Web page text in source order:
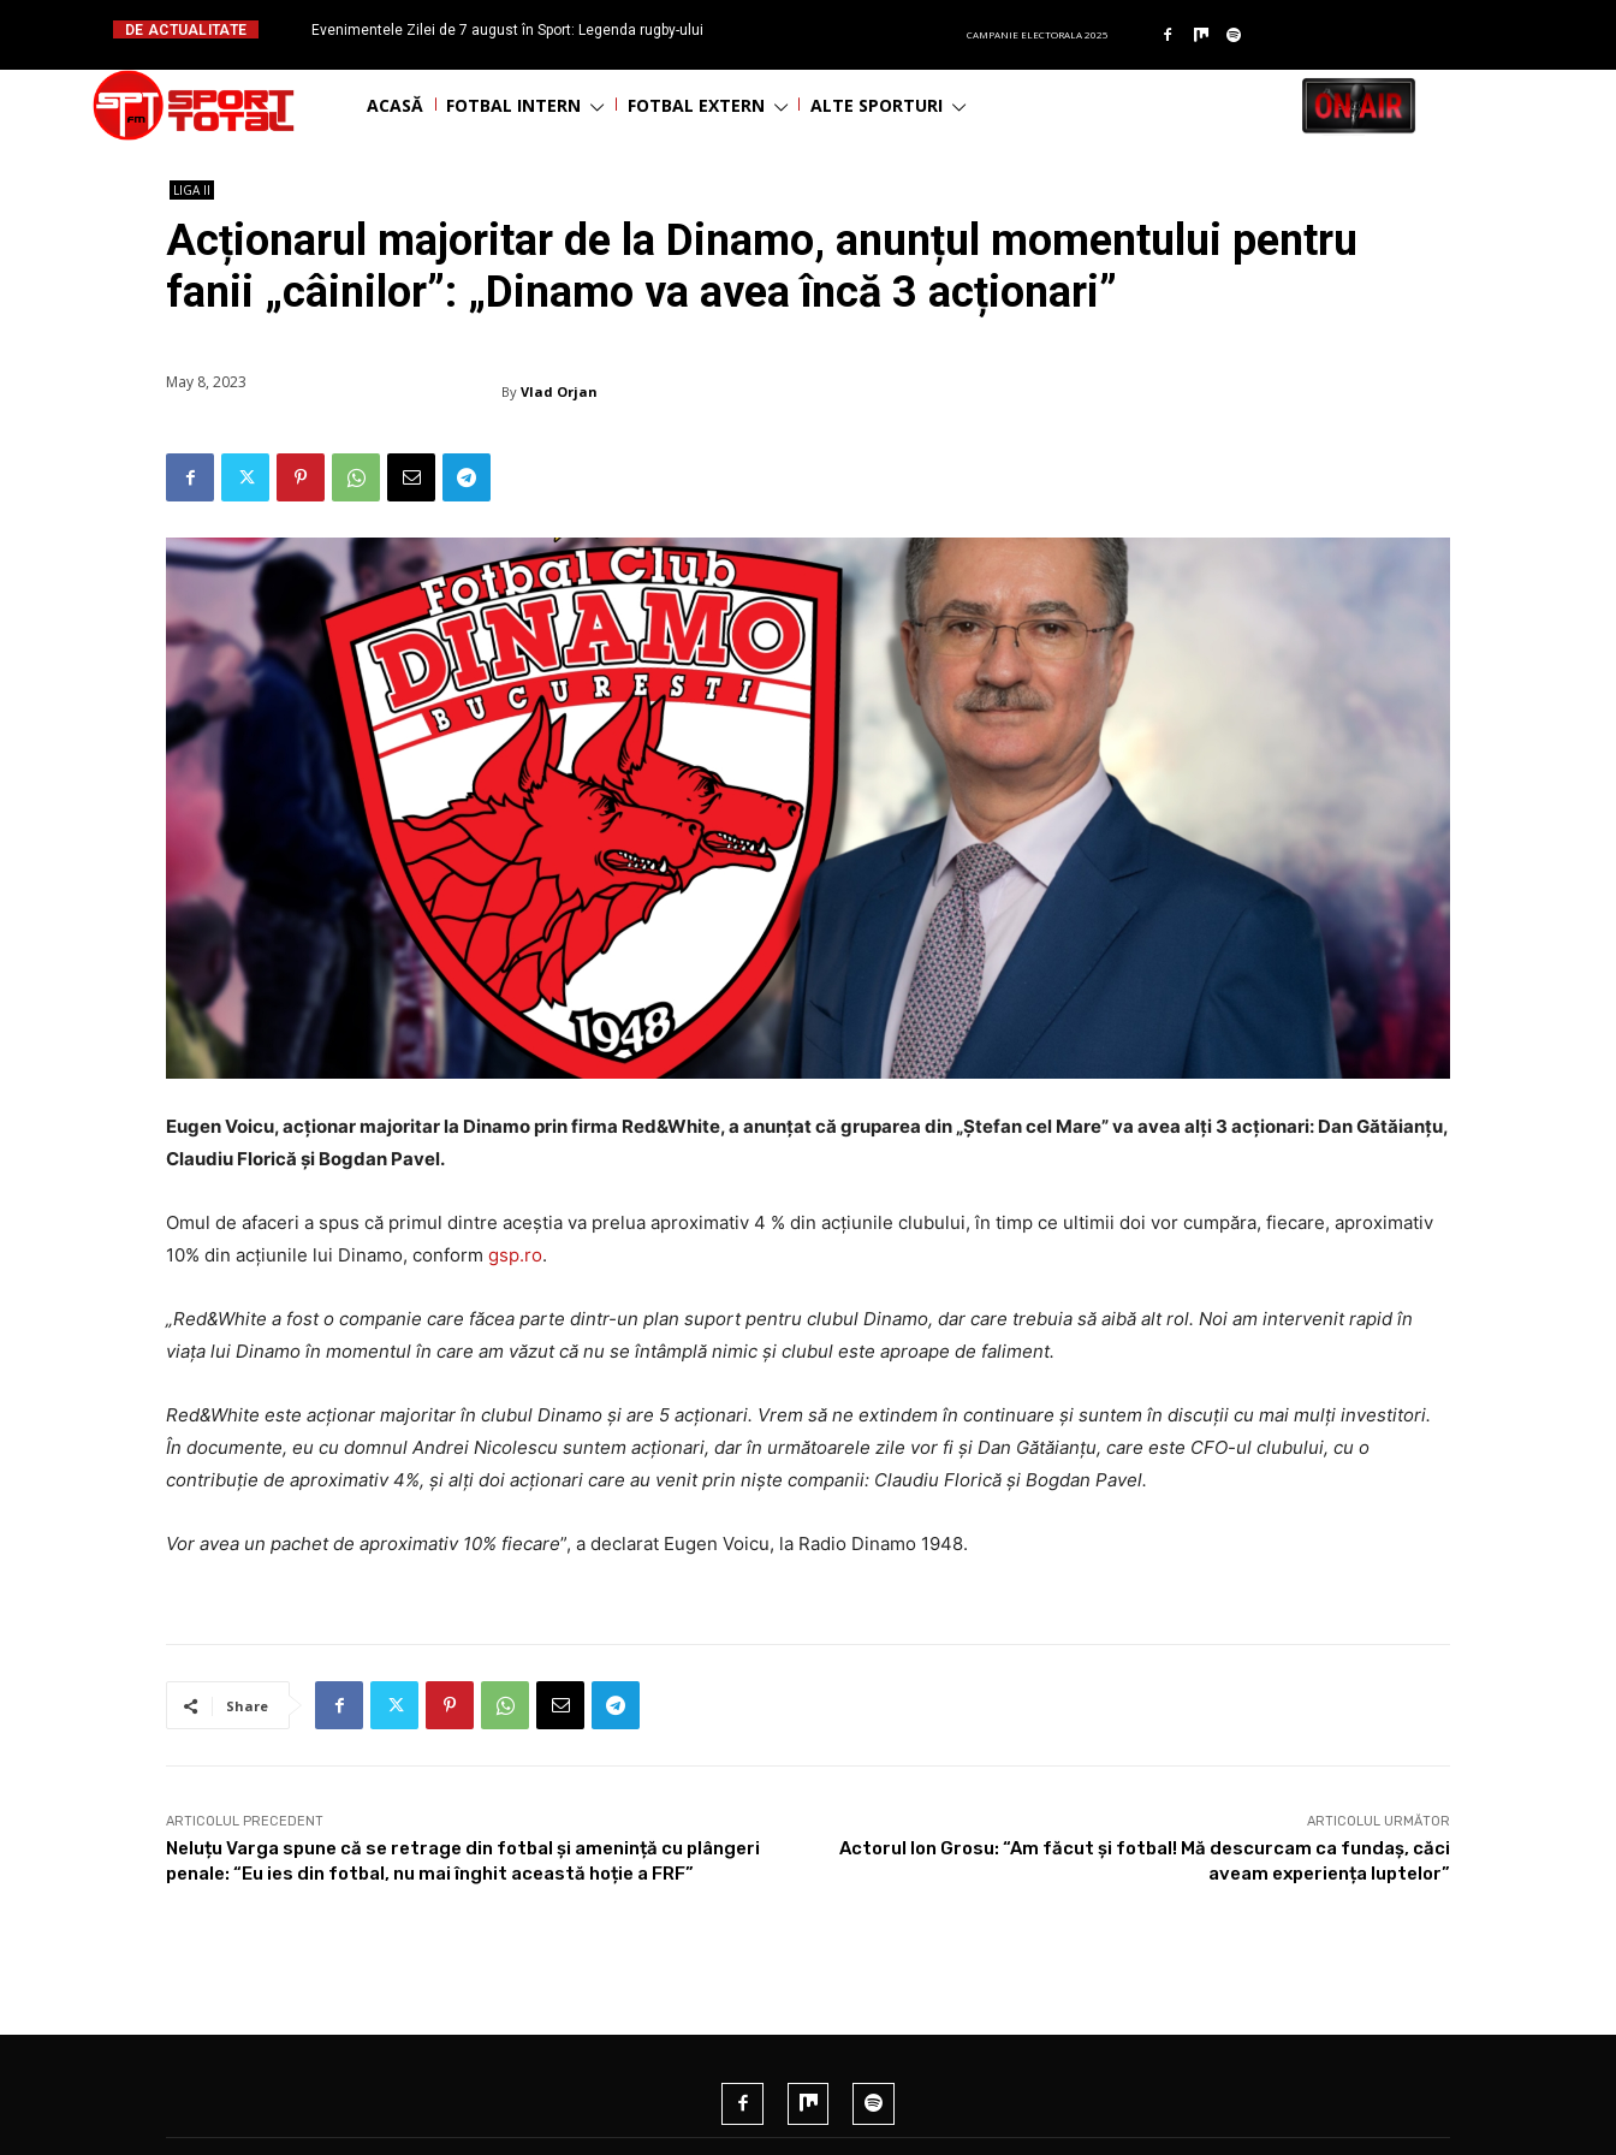
DE ACTUALITATE
Evenimentele Zilei de 7 august în Sport: Legenda rugby-ului
CAMPANIE ELECTORALA 2025
ACASĂ FOTBAL INTERN FOTBAL EXTERN ALTE SPORTURI
LIGA II
Acționarul majoritar de la Dinamo, anunțul momentului pentru
fanii „câinilor”: „Dinamo va avea încă 3 acționari”
May 8, 2023 By Vlad Orjan
Eugen Voicu, acționar majoritar la Dinamo prin firma Red&White, a anunțat că gruparea din „Ștefan cel Mare” va avea alți 3 acționari: Dan Gătăianțu,
Claudiu Florică și Bogdan Pavel.
Omul de afaceri a spus că primul dintre aceștia va prelua aproximativ 4 % din acțiunile clubului, în timp ce ultimii doi vor cumpăra, fiecare, aproximativ
10% din acțiunile lui Dinamo, conform gsp.ro.
„Red&White a fost o companie care făcea parte dintr-un plan suport pentru clubul Dinamo, dar care trebuia să aibă alt rol. Noi am intervenit rapid în
viața lui Dinamo în momentul în care am văzut că nu se întâmplă nimic și clubul este aproape de faliment.
Red&White este acționar majoritar în clubul Dinamo și are 5 acționari. Vrem să ne extindem în continuare și suntem în discuții cu mai mulți investitori.
În documente, eu cu domnul Andrei Nicolescu suntem acționari, dar în următoarele zile vor fi și Dan Gătăianțu, care este CFO-ul clubului, cu o
contribuție de aproximativ 4%, și alți doi acționari care au venit prin niște companii: Claudiu Florică și Bogdan Pavel.
Vor avea un pachet de aproximativ 10% fiecare”, a declarat Eugen Voicu, la Radio Dinamo 1948.
Share
ARTICOLUL PRECEDENT
Neluțu Varga spune că se retrage din fotbal și amenință cu plângeri
penale: “Eu ies din fotbal, nu mai înghit această hoție a FRF”
ARTICOLUL URMĂTOR
Actorul Ion Grosu: “Am făcut și fotbal! Mă descurcam ca fundaș, căci
aveam experiența luptelor”